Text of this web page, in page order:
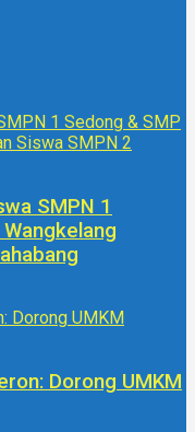
SMPN 1
Dorong UMKM